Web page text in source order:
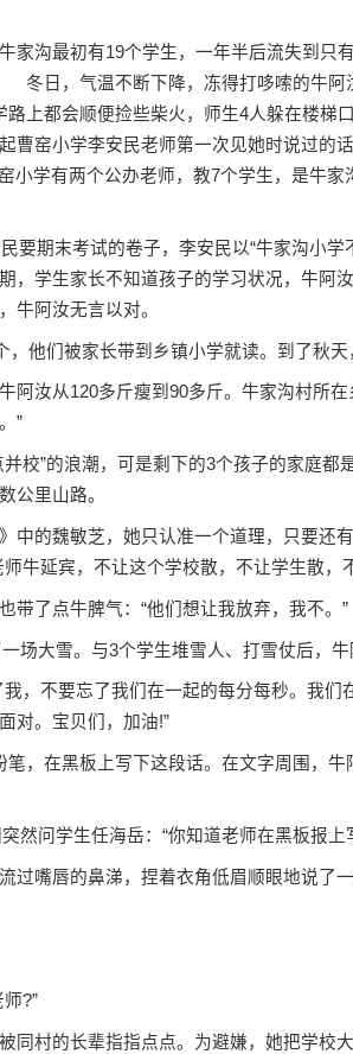
最初有19个学生，一年半后流失到只有
，气温不断下降，冻得打哆嗦的牛阿汝
上都会顺便捡些柴火，师生4人躲在楼梯
曹窑小学李安民老师第一次见她时说过的
小学有两个公办老师，教7个学生，是牛
期末考试的卷子，李安民以“牛家沟小学
，学生家长不知道孩子的学习状况，牛阿
牛阿汝无言以对。
他们被家长带到乡镇小学就读。到了秋天
汝从120多斤瘦到90多斤。牛家沟村所在
”
”的浪潮，可是剩下的3个孩子的家庭都
公里山路。
的魏敏芝，她只认准一个道理，只要还
牛延宾，不让这个学校散，不让学生散，
了点牛脾气：“他们想让我放弃，我不。”
大雪。与3个学生堆雪人、打雪仗后，牛
不要忘了我们在一起的每分每秒。我们
对。宝贝们，加油!”
在黑板上写下这段话。在文字周围，牛
问学生任海岳：“你知道老师在黑板报上
嘴唇的鼻涕，捏着衣角低眉顺眼地说了一
?”
村的长辈指指点点。为避嫌，她把学校